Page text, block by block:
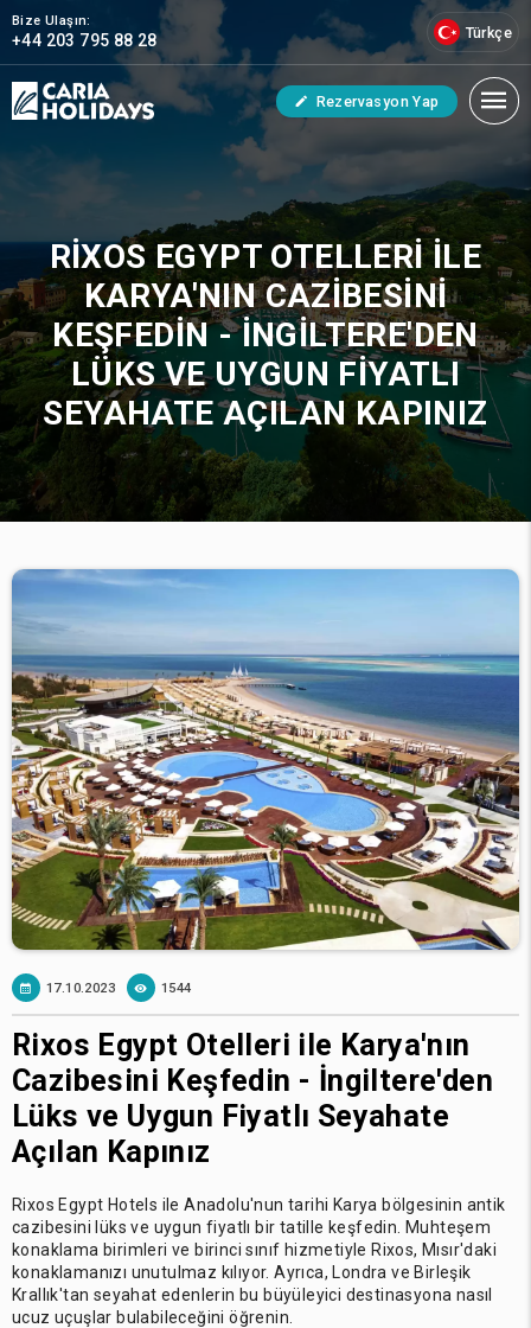
Bize Ulaşın:
+44 203 795 88 28 Türkçe
Rezervasyon Yap
RIXOS EGYPT OTELLERI ILE
KARYA'NIN CAZIBESINI
KEŞFEDIN - İNGILTERE'DEN
LÜKS VE UYGUN FIYATLI
SEYAHATE AÇILAN KAPINIZ
17.10.2023 1544
Rixos Egypt Otelleri ile Karya'nın
Cazibesini Keşfedin - İngiltere'den
Lüks ve Uygun Fiyatlı Seyahate
Açılan Kapınız
Rixos Egypt Hotels ile Anadolu'nun tarihi Karya bölgesinin antik
cazibesini lüks ve uygun fiyatlı bir tatille keşfedin. Muhteşem
konaklama birimleri ve birinci sınıf hizmetiyle Rixos, Mısır'daki
konaklamanızı unutulmaz kılıyor. Ayrıca, Londra ve Birleşik
Krallık'tan seyahat edenlerin bu büyüleyici destinasyona nasıl
ucuz uçuşlar bulabileceğini öğrenin.